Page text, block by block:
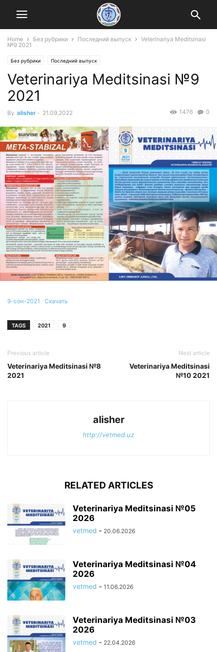
Home Без рубрики Последний выпуск
Veterinariya Meditsinasi
№9 2021
Без рубрики Последний выпуск
Veterinariya Meditsinasi №9
2021
By alisher - 21.09.2022 0
1476
9-сон-2021 Скачать
TAGS 2021 9
Previous article
Veterinariya Meditsinasi №8
2021
Next article
Veterinariya Meditsinasi
№10 2021
alisher
http://vetmed.uz
RELATED ARTICLES
Veterinariya Meditsinasi №05
2026
vetmed - 20.06.2026
Veterinariya Meditsinasi №04
2026
vetmed - 11.06.2026
Veterinariya Meditsinasi №03
2026
vetmed - 22.04.2026